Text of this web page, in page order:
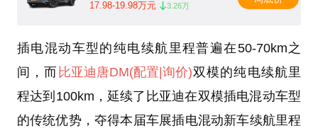
17.98-19.98万元 3.26万
插电混动车型的纯电续航里程普遍在50-70km之
间，而 比亚迪 唐DM(配置|询价)双模的纯电续航里
程达到100km，延续了比亚迪在双模插电混动车型
的传统优势，夺得本届车展插电混动新车续航里程